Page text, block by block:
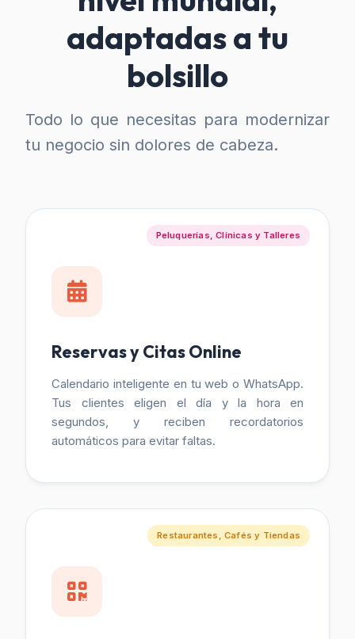
adaptadas a tu
bolsillo
Todo lo que necesitas para modernizar
tu negocio sin dolores de cabeza.
Peluquerías, Clínicas y Talleres
Reservas y Citas Online
Calendario inteligente en tu web o WhatsApp.
Tus clientes eligen el día y la hora en
segundos, y reciben recordatorios
automáticos para evitar faltas.
Restaurantes, Cafés y Tiendas